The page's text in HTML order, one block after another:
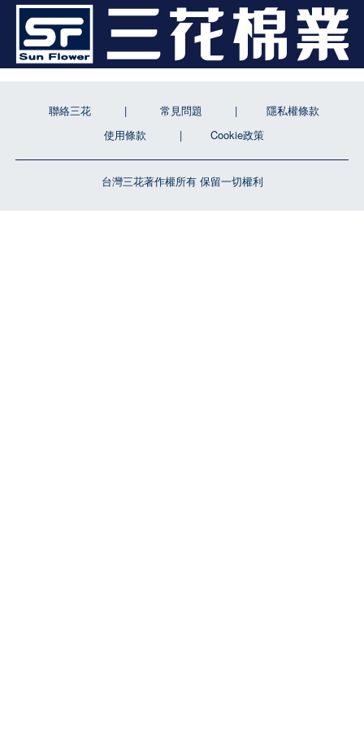
台灣三花著作權所有 保留一切權利
聯絡三花 常見問題
隱私權條款
使用條款
Cookie政策